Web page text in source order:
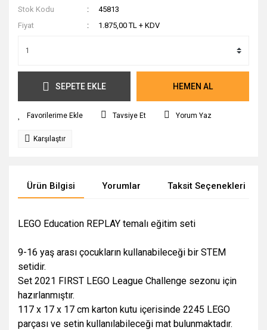
Stok Kodu
45813
Fiyat
1.875,00 TL + KDV
SEPETE EKLE HEMEN AL
Tavsiye Et Yorum Yaz
Karşılaştır
Ürün Bilgisi Yorumlar Taksit Seçenekleri
LEGO Education REPLAY temalı eğitim seti
9-16 yaş arası çocukların kullanabileceği bir STEM
setidir.
Set 2021 FIRST LEGO League Challenge sezonu için
hazırlanmıştır.
117 x 17 x 17 cm karton kutu içerisinde 2245 LEGO
parçası ve setin kullanılabileceği mat bulunmaktadır.